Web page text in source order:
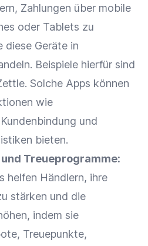
Zahlungen über mobile
oder Tablets zu
diese Geräte in
Beispiele hierfür sind
Solche Apps können
wie
Kundenbindung und
bieten.
Treueprogramme:
helfen Händlern, ihre
stärken und die
indem sie
, Treuepunkte,